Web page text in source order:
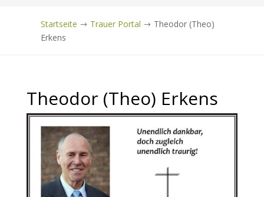
Startseite $ Trauer Portal $ Theodor (Theo)
Erkens
Theodor (Theo) Erkens